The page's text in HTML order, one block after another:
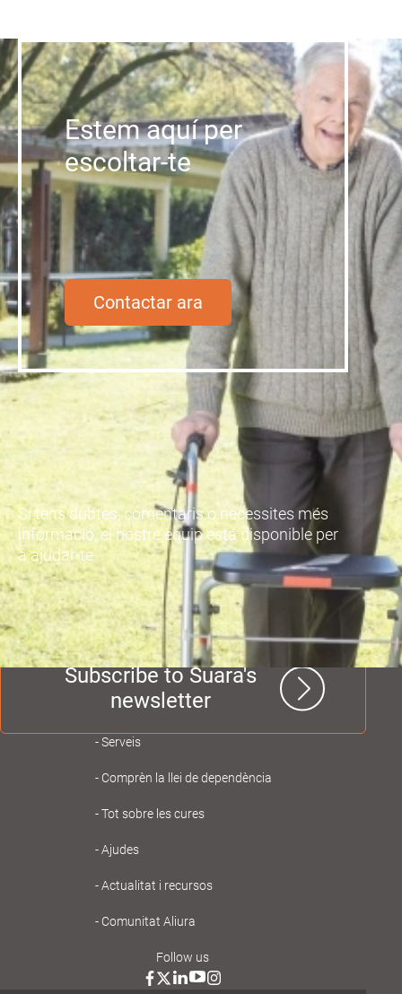
Estem aquí per
escoltar-te
Contactar ara
Si tens dubtes, comentaris o necessites més
informació, el nostre equip está disponible per
a ajudar-te.
Subscribe to Suara's
newsletter
Navegación
principal
Gent
Gran
Serveis
Comprèn la llei de dependència
Tot sobre les cures
Ajudes
Actualitat i recursos
Comunitat Aliura
Follow us